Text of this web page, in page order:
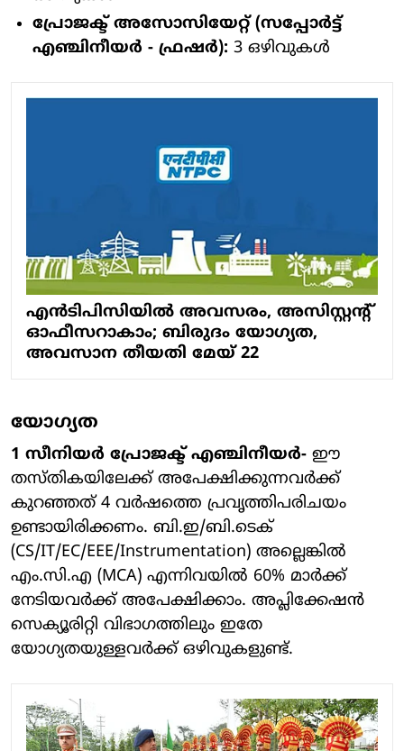
പ്രോജക്ട് അസോസിയേറ്റ് (സപ്പോർട്ട്
എഞ്ചിനീയർ - ഫ്രഷർ): 3 ഒഴിവുകൾ
എൻടിപിസിയിൽ അവസരം, അസിസ്റ്റന്റ്
ഓഫീസറാകാം; ബിരുദം യോഗ്യത,
അവസാന തീയതി മേയ് 22
യോഗ്യത
1 സീനിയർ പ്രോജക്ട് എഞ്ചിനീയർ- ഈ
തസ്തികയിലേക്ക് അപേക്ഷിക്കുന്നവർക്ക്
കുറഞ്ഞത് 4 വർഷത്തെ പ്രവൃത്തിപരിചയം
ഉണ്ടായിരിക്കണം. ബി.ഇ/ബി.ടെക്
(CS/IT/EC/EEE/Instrumentation) അല്ലെങ്കിൽ
എം.സി.എ (MCA) എന്നിവയിൽ 60% മാർക്ക്
നേടിയവർക്ക് അപേക്ഷിക്കാം. അപ്ലിക്കേഷൻ
സെക്യൂരിറ്റി വിഭാഗത്തിലും ഇതേ
യോഗ്യതയുള്ളവർക്ക് ഒഴിവുകളുണ്ട്.